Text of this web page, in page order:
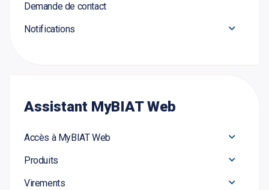
Demande de contact
Notifications
Assistant MyBIAT Web
Accès à MyBIAT Web
Produits
Virements